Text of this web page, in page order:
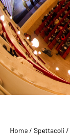
Home/ Spettacoli /